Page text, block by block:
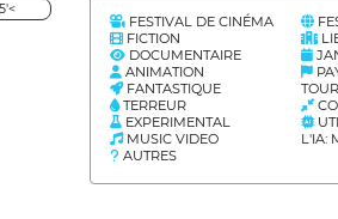
FESTIVAL DE CINÉMA
FICTION
DOCUMENTAIRE
ANIMATION
FANTASTIQUE
TERREUR
EXPERIMENTAL
MUSIC VIDEO
AUTRES
L'IA: